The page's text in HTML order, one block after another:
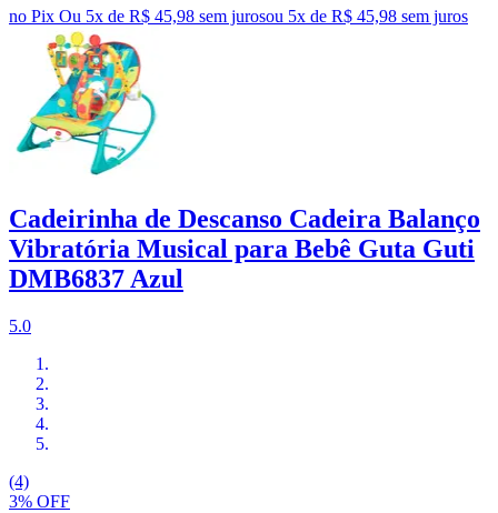
no Pix Ou 5x de R$ 45,98 sem jurosou 5x de R$ 45,98 sem juros
Cadeirinha de Descanso Cadeira Balanço
Vibratória Musical para Bebê Guta Guti
DMB6837 Azul
5.0
(4)
3% OFF